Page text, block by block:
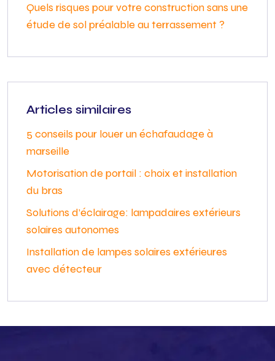
Quels risques pour votre construction sans une
étude de sol préalable au terrassement ?
Articles similaires
5 conseils pour louer un échafaudage à
marseille
Motorisation de portail : choix et installation
du bras
Solutions d’éclairage: lampadaires extérieurs
solaires autonomes
Installation de lampes solaires extérieures
avec détecteur